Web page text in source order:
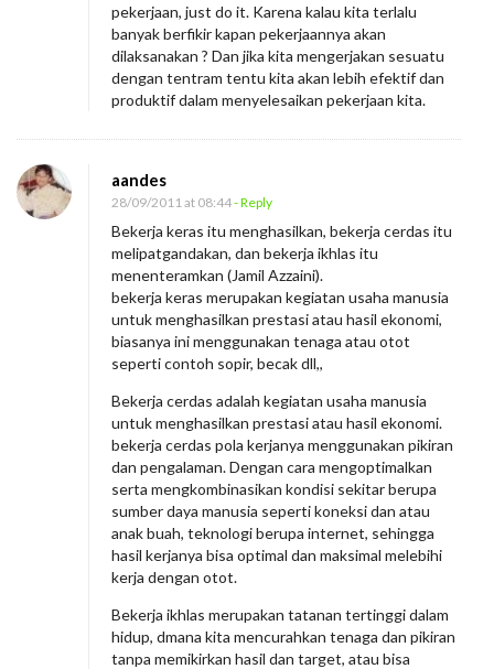
pekerjaan, just do it. Karena kalau kita terlalu
banyak berfikir kapan pekerjaannya akan
dilaksanakan ? Dan jika kita mengerjakan sesuatu
dengan tentram tentu kita akan lebih efektif dan
produktif dalam menyelesaikan pekerjaan kita.
aandes
28/09/2011 at 08:44- Reply
Bekerja keras itu menghasilkan, bekerja cerdas itu
melipatgandakan, dan bekerja ikhlas itu
menenteramkan (Jamil Azzaini).
bekerja keras merupakan kegiatan usaha manusia
untuk menghasilkan prestasi atau hasil ekonomi,
biasanya ini menggunakan tenaga atau otot
seperti contoh sopir, becak dll,,
Bekerja cerdas adalah kegiatan usaha manusia
untuk menghasilkan prestasi atau hasil ekonomi.
bekerja cerdas pola kerjanya menggunakan pikiran
dan pengalaman. Dengan cara mengoptimalkan
serta mengkombinasikan kondisi sekitar berupa
sumber daya manusia seperti koneksi dan atau
anak buah, teknologi berupa internet, sehingga
hasil kerjanya bisa optimal dan maksimal melebihi
kerja dengan otot.
Bekerja ikhlas merupakan tatanan tertinggi dalam
hidup, dmana kita mencurahkan tenaga dan pikiran
tanpa memikirkan hasil dan target, atau bisa